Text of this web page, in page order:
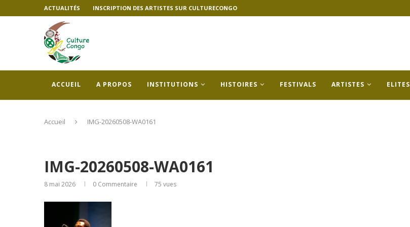
ACTUALITÉS INSCRIPTION DES ARTISTES SUR CULTURECONGO
ACCUEIL A PROPOS INSTITUTIONS HISTOIRES FESTIVALS ARTISTES ELITES
Accueil IMG-20260508-WA0161
IMG-20260508-WA0161
8 mai 2026 0 Commentaire 75 vues